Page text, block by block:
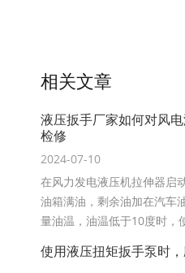
相关文章
液压扳手厂家如何对风
检修
2024-07-10
在风力发电液压机拉伸器启
油箱满油，剩余油加在汽车
量油温，油温低于10度时，
使用液压扭矩扳手泵时